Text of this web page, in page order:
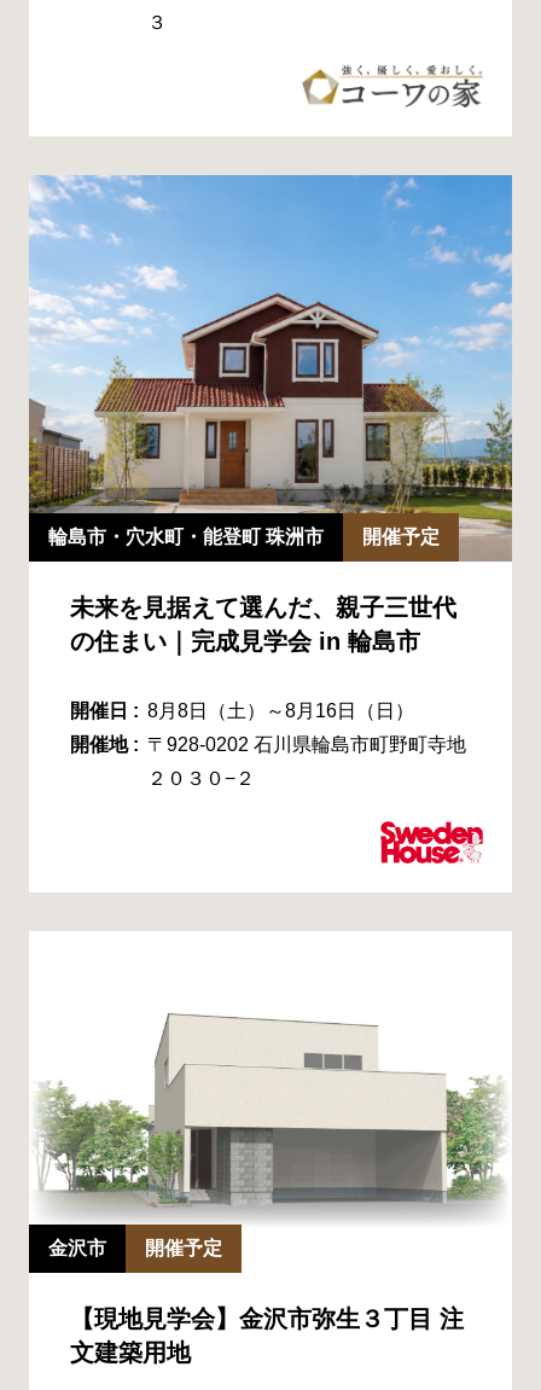
３
輪島市・穴水町・能登町 珠洲市 開催予定
未来を見据えて選んだ、親子三世代
の住まい｜完成見学会 in 輪島市
開催日 : 8月8日（土）～8月16日（日）
開催地 : 〒928-0202 石川県輪島市町野町寺地
２０３０−２
金沢市 開催予定
【現地見学会】金沢市弥生３丁目 注
文建築用地